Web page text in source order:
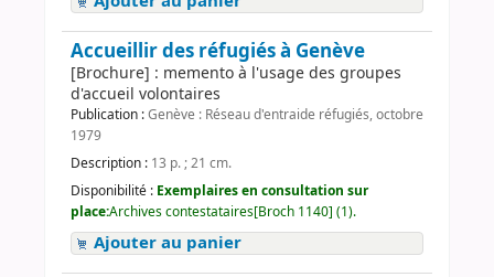
Accueillir des réfugiés à Genève
[Brochure] : memento à l'usage des groupes
d'accueil volontaires
Publication :Genève : Réseau d'entraide réfugiés, octobre
1979
Description : 13 p. ; 21 cm.
Disponibilité : Exemplaires en consultation sur
place:Archives contestataires[Broch 1140] (1).
Ajouter au panier